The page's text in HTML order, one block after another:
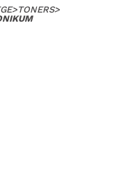
>TONERS>